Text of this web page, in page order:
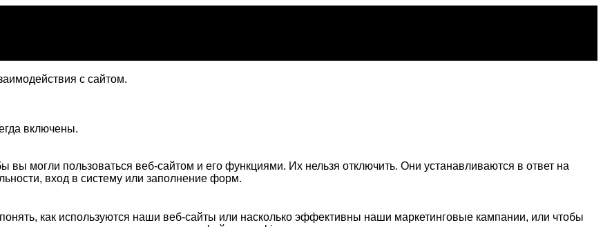
с сайтом.
включены.
могли пользоваться веб-сайтом и его функциями. Их нельзя отключить. Они устанавливаются в ответ на
вход в систему или заполнение форм.
как используются наши веб-сайты или насколько эффективны наши маркетинговые кампании, или чтобы